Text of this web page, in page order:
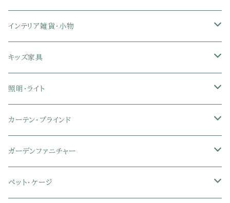
幅151～180cmテレビ台
折りたたみベッド
ソファベッド
マットレス
セミシングル
シングル
セミシングル
シングル
セミダブル
ひんやりマット（冷却マット）
こたつ布団
シングル
セミダブル
ダブル
クイーン
6人用ダイニングテーブルセット
木製ダイニング
スチール脚ダイニング
カウンターテーブル
伸縮式テーブル
キーボードスライダー付きデスク
学習机
ツインデスク
デスクセット
サイドワゴン・チェスト
木製デスク
リクライニングチェア
ハイバックオフィスチェア
メッシュオフィスチェア
リビングチェア
スツール・オットマン
学習椅子
ファブリックチェア
革・レザー・合皮チェア
スチール脚チェア
オフィスデスク
オフィス収納
オフィス雑貨
オフィス家電
ランドリーラック
タオルハンガー
洗濯カゴ・ワゴン
物干しスタンド
トイレ用品
トイレットペーパーホルダー
インテリア雑貨・小物
タオル
食器・食器スタンド
キャニスター・ディスペンサー
コーヒーサーバー
エコバッグ
キッズ家具
絵本ラック・本棚
ラック・ランドセルラック
おもちゃ・キッズ収納
学習机・学習椅子
照明・ライト
シーリングライト
シーリングファンライト
ペンダントライト
カーテン・ブラインド
ドレープカーテン
レースカーテン
ガーデンファニチャー
ガーデンフェンス・アーチ
ペット・ケージ